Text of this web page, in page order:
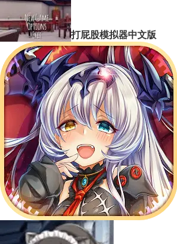
打屁股模拟器中文版